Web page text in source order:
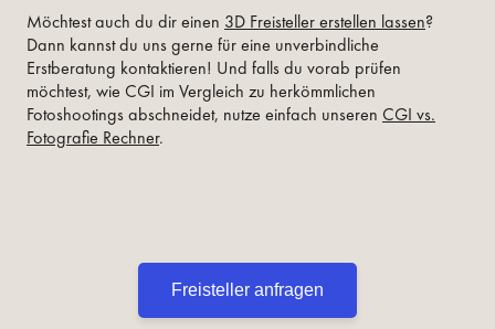
Möchtest auch du dir einen 3D Freisteller erstellen lassen?
Dann kannst du uns gerne für eine unverbindliche
Erstberatung kontaktieren! Und falls du vorab prüfen
möchtest, wie CGI im Vergleich zu herkömmlichen
Fotoshootings abschneidet, nutze einfach unseren CGI vs.
Fotografie Rechner.
Freisteller anfragen